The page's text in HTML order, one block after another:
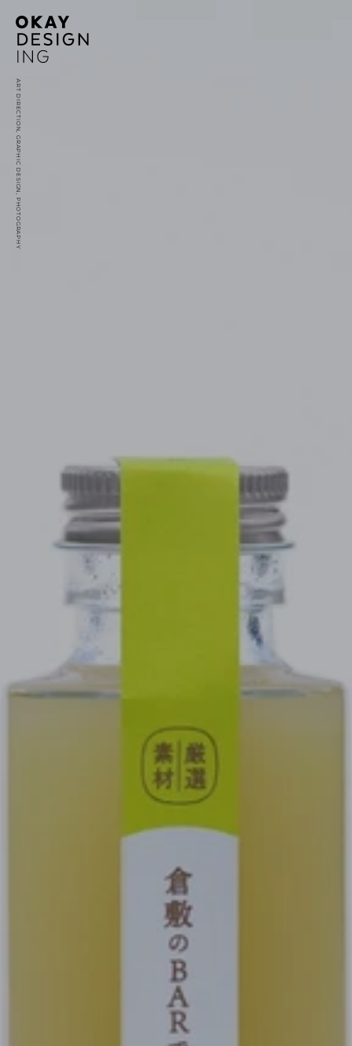
ART DIRECTION, GRAPHIC DESIGN, PHOTOGRAPHY